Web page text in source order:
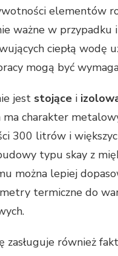
elementów
ważne w przypadku
ciepłą wodę
mogą być
jest stojące i
charakter
300 litrów i
typu skay z
można lepiej
termiczne do
zasługuje również